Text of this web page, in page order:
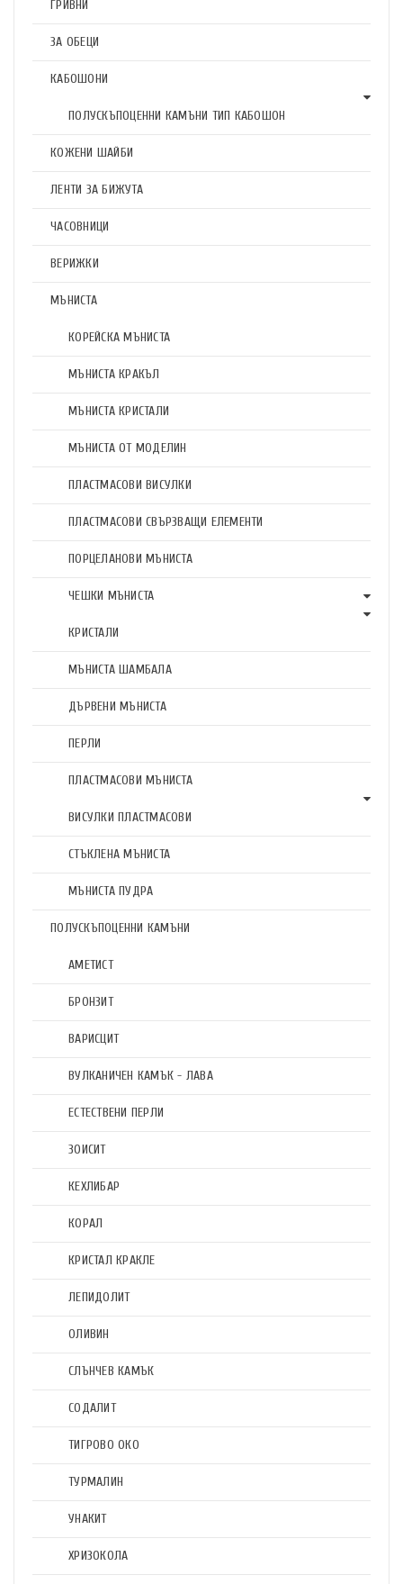
ГРИВНИ
ЗА ОБЕЦИ
КАБОШОНИ
ПОЛУСКЪПОЦЕННИ КАМЪНИ ТИП КАБОШОН
КОЖЕНИ ШАЙБИ
ЛЕНТИ ЗА БИЖУТА
ЧАСОВНИЦИ
ВЕРИЖКИ
МЪНИСТА
КОРЕЙСКА МЪНИСТА
МЪНИСТА КРАКЪЛ
МЪНИСТА КРИСТАЛИ
МЪНИСТА ОТ МОДЕЛИН
ПЛАСТМАСОВИ ВИСУЛКИ
ПЛАСТМАСОВИ СВЪРЗВАЩИ ЕЛЕМЕНТИ
ПОРЦЕЛАНОВИ МЪНИСТА
ЧЕШКИ МЪНИСТА
КРИСТАЛИ
МЪНИСТА ШАМБАЛА
ДЪРВЕНИ МЪНИСТА
ПЕРЛИ
ПЛАСТМАСОВИ МЪНИСТА
ВИСУЛКИ ПЛАСТМАСОВИ
СТЪКЛЕНА МЪНИСТА
МЪНИСТА ПУДРА
ПОЛУСКЪПОЦЕННИ КАМЪНИ
АМЕТИСТ
БРОНЗИТ
ВАРИСЦИТ
ВУЛКАНИЧЕН КАМЪК - ЛАВА
ЕСТЕСТВЕНИ ПЕРЛИ
ЗОИСИТ
КЕХЛИБАР
КОРАЛ
КРИСТАЛ КРАКЛЕ
ЛЕПИДОЛИТ
ОЛИВИН
СЛЪНЧЕВ КАМЪК
СОДАЛИТ
ТИГРОВО ОКО
ТУРМАЛИН
УНАКИТ
ХРИЗОКОЛА